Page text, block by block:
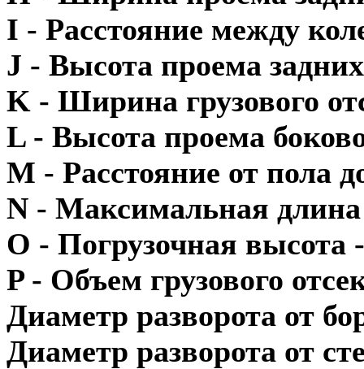
I - Расстояние между
J - Высота проема
K - Ширина грузового
L - Высота проема
M - Расстояние от пола
N - Максимальная длина
O - Погрузочная
P - Объем грузового
Диаметр разворота от
Диаметр разворота от